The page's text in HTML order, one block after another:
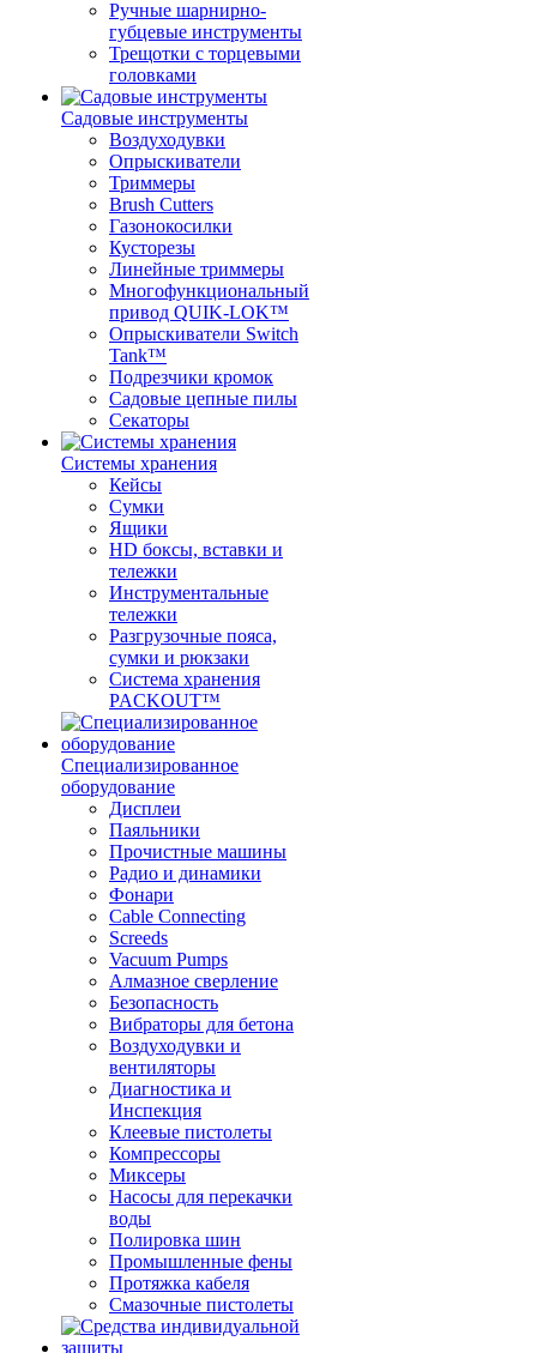
Ручные шарнирно-
губцевые инструменты
Трещотки с торцевыми
головками
Садовые инструменты
Воздуходувки
Опрыскиватели
Триммеры
Brush Cutters
Газонокосилки
Кусторезы
Линейные триммеры
Многофункциональный
привод QUIK-LOK™
Опрыскиватели Switch
Tank™
Подрезчики кромок
Садовые цепные пилы
Секаторы
Системы хранения
Кейсы
Сумки
Ящики
HD боксы, вставки и
тележки
Инструментальные
тележки
Разгрузочные пояса,
сумки и рюкзаки
Система хранения
PACKOUT™
Специализированное
оборудование
Дисплеи
Паяльники
Прочистные машины
Радио и динамики
Фонари
Cable Connecting
Screeds
Vacuum Pumps
Алмазное сверление
Безопасность
Вибраторы для бетона
Воздуходувки и
вентиляторы
Диагностика и
Инспекция
Клеевые пистолеты
Компрессоры
Миксеры
Насосы для перекачки
воды
Полировка шин
Промышленные фены
Протяжка кабеля
Смазочные пистолеты